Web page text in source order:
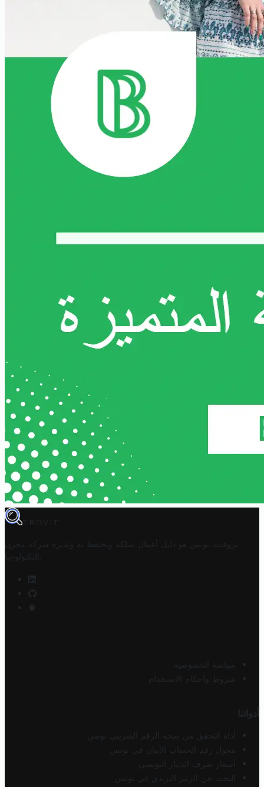
TROVIT
تروفيت تونس هو دليل أعمال تملكه وتحتفظ به وتديره
شركة مخزن
التكنولوجيا
سياسة الخصوصية
شروط وأحكام الاستخدام
أدواتنا
أداة التحقق من صحة الرقم الضريبي تونس
محول رقم الحساب الآيبان في تونس
أسعار صرف الدينار التونسي
البحث عن الرمز البريدي في تونس